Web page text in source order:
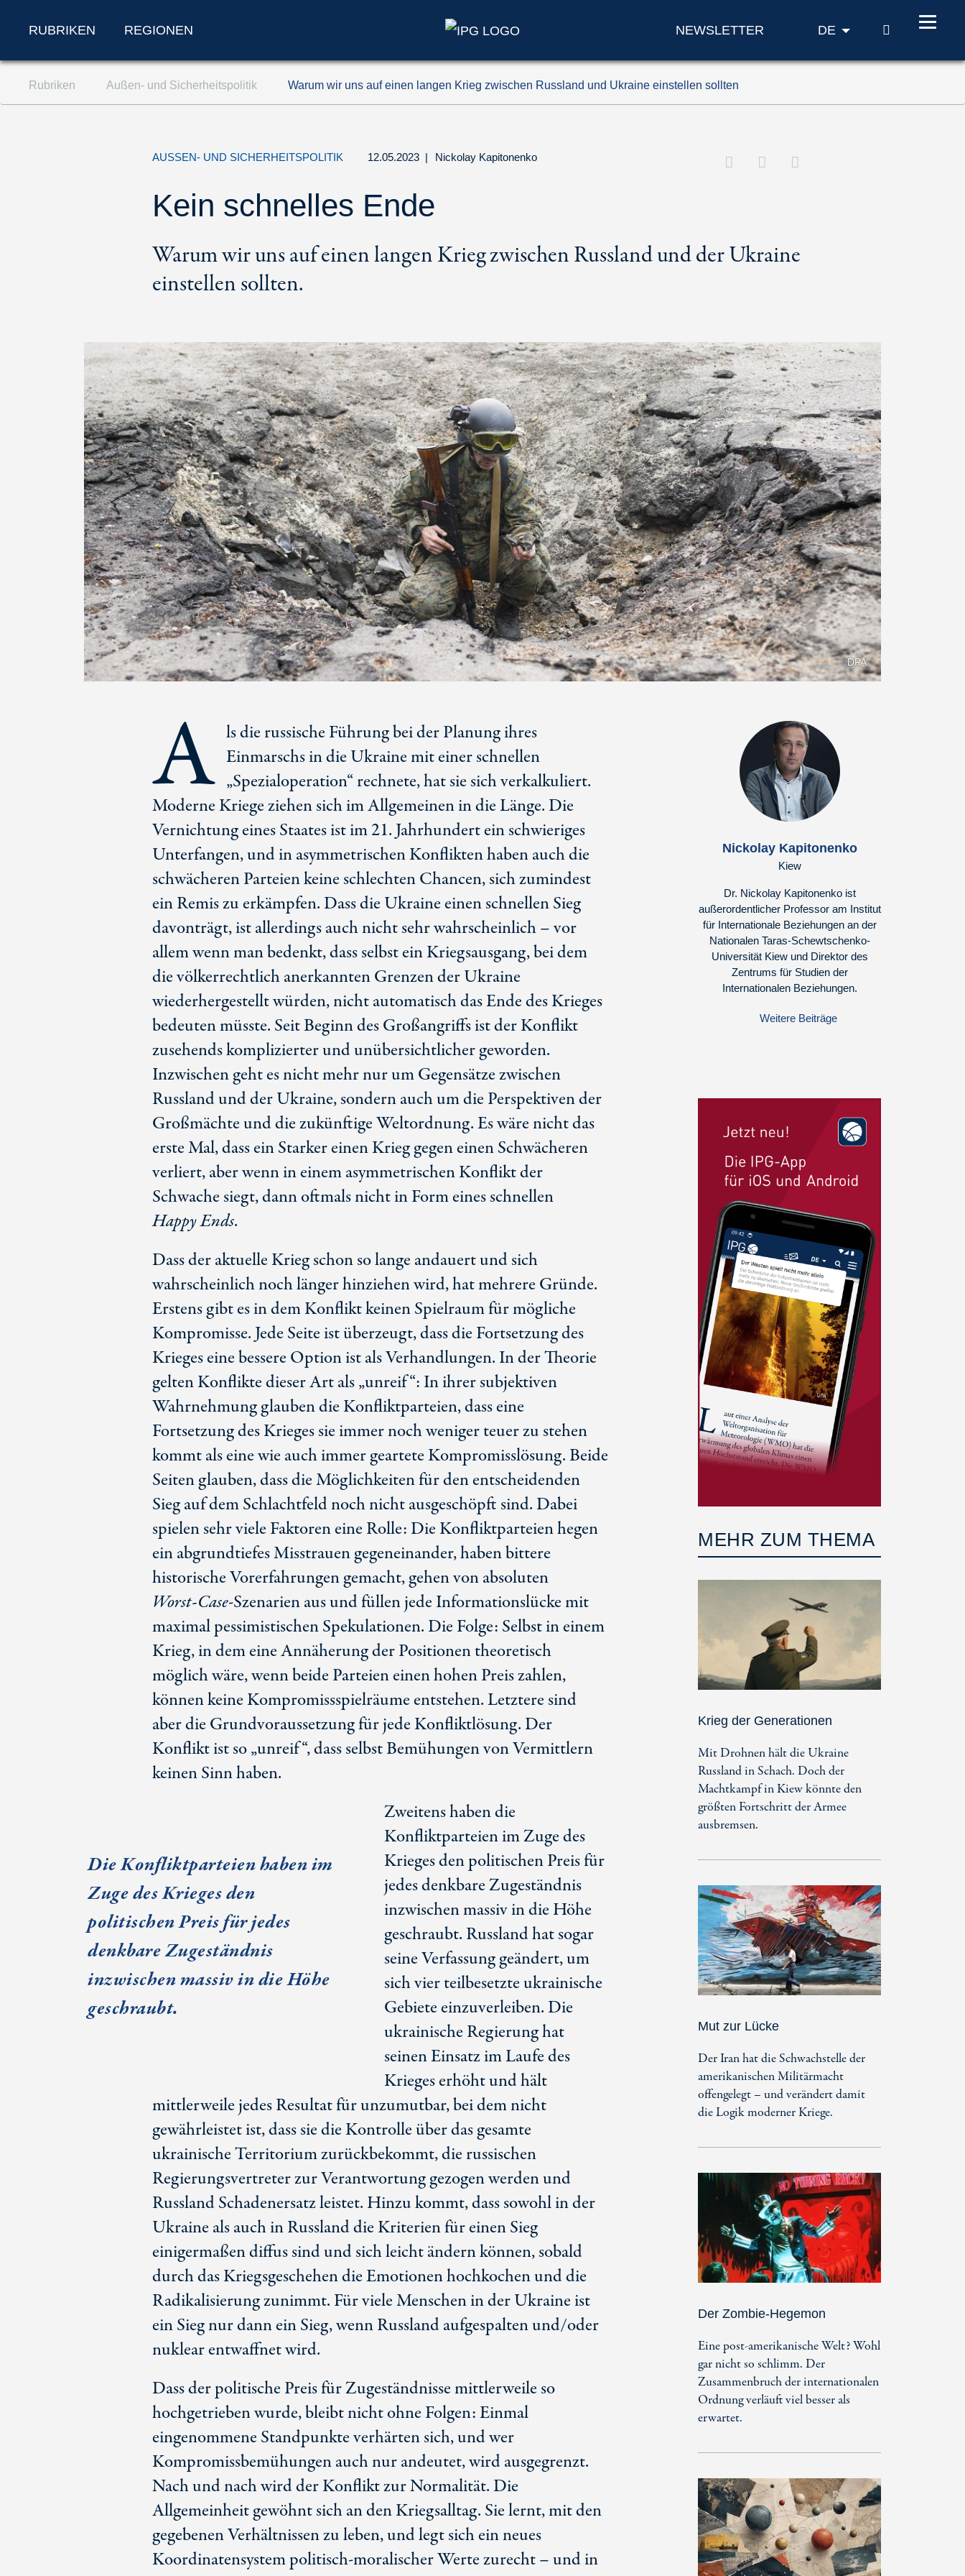
Zum Inhalt springen (Accesskey '1')
Zur Suche springen (Accesskey '2')
RUBRIKEN REGIONEN NEWSLETTER DE SUCHE
Rubriken Außen- und Sicherheitspolitik Warum wir uns auf einen langen Krieg zwischen Russland und Ukraine einstellen sollten
AUSSEN- UND SICHERHEITSPOLITIK 12.05.2023 | Nickolay Kapitonenko
Kein schnelles Ende
Warum wir uns auf einen langen Krieg zwischen Russland und der Ukraine
einstellen sollten.
DPA
A ls die russische Führung bei der Planung ihres
Einmarschs in die Ukraine mit einer schnellen
„Spezialoperation“ rechnete, hat sie sich verkalkuliert.
Moderne Kriege ziehen sich im Allgemeinen in die Länge. Die
Vernichtung eines Staates ist im21. Jahrhundertein schwieriges
Unterfangen, und in asymmetrischen Konflikten haben auch die
schwächeren Parteien keine schlechten Chancen, sich zumindest
ein Remis zu erkämpfen. Dass die Ukraine einen schnellen Sieg
davonträgt, ist allerdings auch nicht sehr wahrscheinlich – vor
allem wenn man bedenkt, dass selbst ein Kriegsausgang, bei dem
die völkerrechtlich anerkannten Grenzen der Ukraine
wiederhergestellt würden, nicht automatisch das Ende des Krieges
bedeuten müsste. Seit Beginn des Großangriffs ist der Konflikt
zusehends komplizierter und unübersichtlicher geworden.
Inzwischen geht es nicht mehr nur um Gegensätze zwischen
Russland und der Ukraine, sondern auch um die Perspektiven der
Großmächte und die zukünftige Weltordnung. Es wäre nicht das
erste Mal, dass ein Starker einen Krieg gegen einen Schwächeren
verliert, aber wenn in einem asymmetrischen Konflikt der
Schwache siegt, dann oftmals nicht in Form eines schnellen
Happy Ends.
Dass der aktuelle Krieg schon so lange andauert und sich
wahrscheinlich noch länger hinziehen wird, hat mehrere Gründe.
Erstens gibt es in dem Konflikt keinen Spielraum für mögliche
Kompromisse. Jede Seite ist überzeugt, dass die Fortsetzung des
Krieges eine bessere Option ist als Verhandlungen. In der Theorie
gelten Konflikte dieser Art als „unreif“: In ihrer subjektiven
Wahrnehmung glauben die Konfliktparteien, dass eine
Fortsetzung des Krieges sie immer noch weniger teuer zu stehen
kommt als eine wie auch immer geartete Kompromisslösung. Beide
Seiten glauben, dass die Möglichkeiten für den entscheidenden
Sieg auf dem Schlachtfeld noch nicht ausgeschöpft sind. Dabei
spielen sehr viele Faktoren eine Rolle: Die Konfliktparteien hegen
ein abgrundtiefes Misstrauen gegeneinander, haben bittere
historische Vorerfahrungen gemacht, gehen von absoluten
Worst-Case-Szenarien aus und füllen jede Informationslücke mit
maximal pessimistischen Spekulationen. Die Folge: Selbst in einem
Krieg, in dem eine Annäherung der Positionen theoretisch
möglich wäre, wenn beide Parteien einen hohen Preis zahlen,
können keine Kompromissspielräume entstehen. Letztere sind
aber die Grundvoraussetzung für jede Konfliktlösung. Der
Konflikt ist so „unreif“, dass selbst Bemühungen von Vermittlern
keinen Sinn haben.
Die Konfliktparteien haben im
Zuge des Krieges den
politischen Preis für jedes
denkbare Zugeständnis
inzwischen massiv in die Höhe
geschraubt.
Zweitens haben die
Konfliktparteien im Zuge des
Krieges den politischen Preis für
jedes denkbare Zugeständnis
inzwischen massiv in die Höhe
geschraubt. Russland hat sogar
seine Verfassung geändert, um
sich vier teilbesetzte ukrainische
Gebiete einzuverleiben. Die
ukrainische Regierung hat
seinen Einsatz im Laufe des
Krieges erhöht und hält
mittlerweile jedes Resultat für unzumutbar, bei dem nicht
gewährleistet ist, dass sie die Kontrolle über das gesamte
ukrainische Territorium zurückbekommt, die russischen
Regierungsvertreter zur Verantwortung gezogen werden und
Russland Schadenersatz leistet. Hinzu kommt, dass sowohl in der
Ukraine als auch in Russland die Kriterien für einen Sieg
einigermaßen diffus sind und sich leicht ändern können, sobald
durch das Kriegsgeschehen die Emotionen hochkochen und die
Radikalisierung zunimmt. Für viele Menschen in der Ukraine ist
ein Sieg nur dann ein Sieg, wenn Russland aufgespalten und/oder
nuklear entwaffnet wird.
Dass der politische Preis für Zugeständnisse mittlerweile so
hochgetrieben wurde, bleibt nicht ohne Folgen: Einmal
eingenommene Standpunkte verhärten sich, und wer
Kompromissbemühungen auch nur andeutet, wird ausgegrenzt.
Nach und nach wird der Konflikt zur Normalität. Die
Allgemeinheit gewöhnt sich an den Kriegsalltag. Sie lernt, mit den
gegebenen Verhältnissen zu leben, und legt sich ein neues
Koordinatensystem politisch-moralischer Werte zurecht – und in
Nickolay Kapitonenko
Kiew
Dr. Nickolay Kapitonenko ist
außerordentlicher Professor am Institut
für Internationale Beziehungen an der
Nationalen Taras-Schewtschenko-
Universität Kiew und Direktor des
Zentrums für Studien der
Internationalen Beziehungen.
Weitere Beiträge
MEHR ZUM THEMA
Krieg der Generationen
Mit Drohnen hält die Ukraine
Russland in Schach. Doch der
Machtkampf in Kiew könnte den
größten Fortschritt der Armee
ausbremsen.
Mut zur Lücke
Der Iran hat die Schwachstelle der
amerikanischen Militärmacht
offengelegt – und verändert damit
die Logik moderner Kriege.
Der Zombie-Hegemon
Eine post-amerikanische Welt? Wohl
gar nicht so schlimm. Der
Zusammenbruch der internationalen
Ordnung verläuft viel besser als
erwartet.